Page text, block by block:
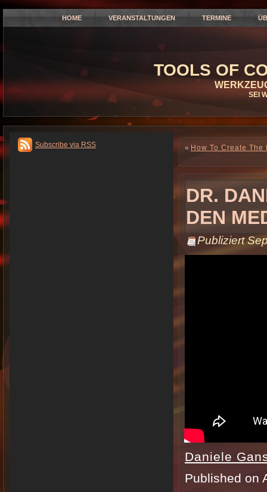
HOME VERANSTALTUNGEN TERMINE
TOOLS OF
SEI
Subscribe via RSS « How To Create
DR.
DEN
Publiziert
Daniele
Published on